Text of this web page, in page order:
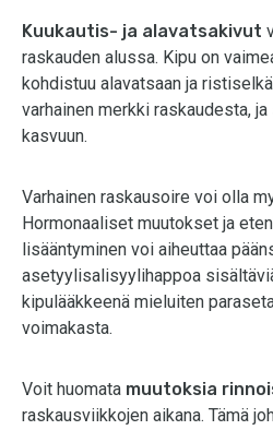
Kuukautis- ja alavatsakivut
raskauden alussa. Kipu on
kohdistuu alavatsaan ja
varhainen merkki raskaudesta,
kasvuun.
Varhainen raskausoire voi olla
Hormonaaliset muutokset ja
lisääntyminen voi aiheuttaa
asetyylisalisyylihappoa
kipulääkkeenä mieluiten
voimakasta.
Voit huomata muutoksia
raskausviikkojen aikana. Tämä